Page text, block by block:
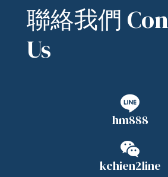
聯絡我們
Us
hm888
kchien2line